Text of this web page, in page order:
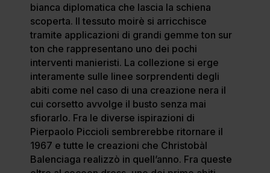
bianca diplomatica che lascia la schiena
scoperta. Il tessuto moirè si arricchisce
tramite applicazioni di grandi gemme ton sur
ton che rappresentano uno dei pochi
interventi manieristi. La collezione si erge
interamente sulle linee sorprendenti degli
abiti come nel caso di una creazione nera il
cui corsetto avvolge il busto senza mai
sfiorarlo. Fra le diverse ispirazioni di
Pierpaolo Piccioli sembrerebbe ritornare il
1967 e tutte le creazioni che Christobàl
Balenciaga realizzò in quell’anno. Fra queste